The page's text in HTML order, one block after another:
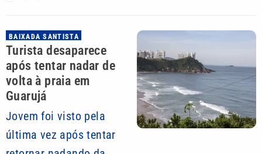
BAIXADA SANTISTA
Turista desaparece
após tentar nadar de
volta à praia em
Guarujá
Jovem foi visto pela
última vez após tentar